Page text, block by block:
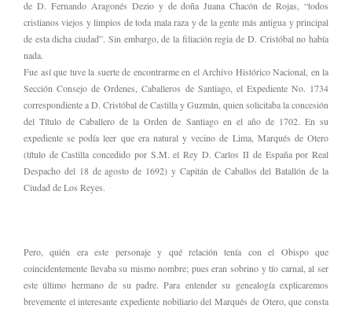
de D. Fernando Aragonés Dezio y de doña Juana Chacón de Rojas, “todos
cristianos viejos y limpios de toda mala raza y de la gente más antigua y principal
de esta dicha ciudad”. Sin embargo, de la filiación regia de D. Cristóbal no había
nada.
Fue así que tuve la suerte de encontrarme en el Archivo Histórico Nacional, en la
Sección Consejo de Ordenes, Caballeros de Santiago, el Expediente No. 1734
correspondiente a D. Cristóbal de Castilla y Guzmán, quien solicitaba la concesión
del Título de Caballero de la Orden de Santiago en el año de 1702. En su
expediente se podía leer que era natural y vecino de Lima, Marqués de Otero
(título de Castilla concedido por S.M. el Rey D. Carlos II de España por Real
Despacho del 18 de agosto de 1692) y Capitán de Caballos del Batallón de la
Ciudad de Los Reyes.
Pero, quién era este personaje y qué relación tenía con el Obispo que
coincidentemente llevaba su mismo nombre; pues eran sobrino y tío carnal, al ser
este último hermano de su padre. Para entender su genealogía explicaremos
brevemente el interesante expediente nobiliario del Marqués de Otero, que consta